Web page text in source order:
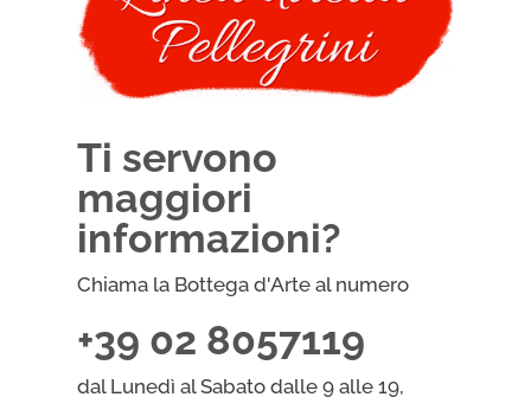
Ti servono
maggiori
informazioni?
Chiama la Bottega d'Arte al numero
+39 02 8057119
dal Lunedì al Sabato dalle 9 alle 19,